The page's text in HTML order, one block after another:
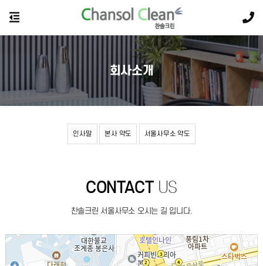
인사말 본사 약도 서울사무소 약도
회사소개
CONTACTUS
찬솔크린 서울사무소 오시는 길 입니다.